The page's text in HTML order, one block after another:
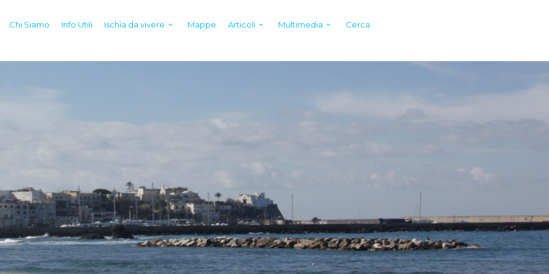
Chi Siamo Info Utili Ischia da vivere Mappe Articoli Multimedia Cerca